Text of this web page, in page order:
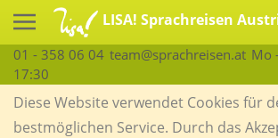
LISA! Sprachreisen
01 - 358 06 04 team@sprachreisen.at Mo
17:30
Diese Website verwendet Cookies für
bestmöglichen Service. Durch das